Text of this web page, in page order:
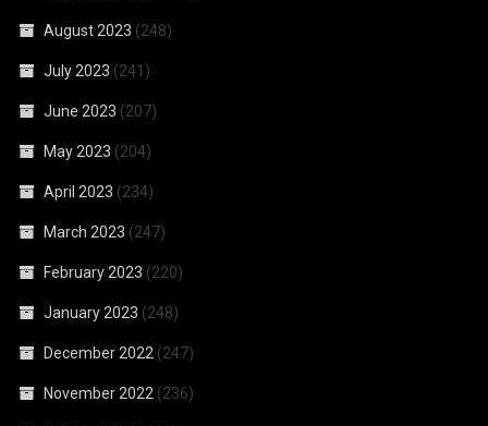
August 2023 (248)
July 2023 (241)
June 2023 (207)
May 2023 (204)
April 2023 (234)
March 2023 (247)
February 2023 (220)
January 2023 (248)
December 2022 (247)
November 2022 (236)